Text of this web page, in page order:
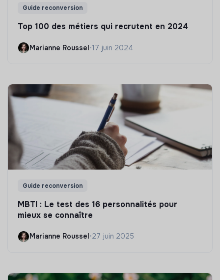
Guide reconversion
Top 100 des métiers qui recrutent en 2024
Marianne Roussel•17 juin 2024
Guide reconversion
MBTI : Le test des 16 personnalités pour
mieux se connaître
Marianne Roussel•27 juin 2025